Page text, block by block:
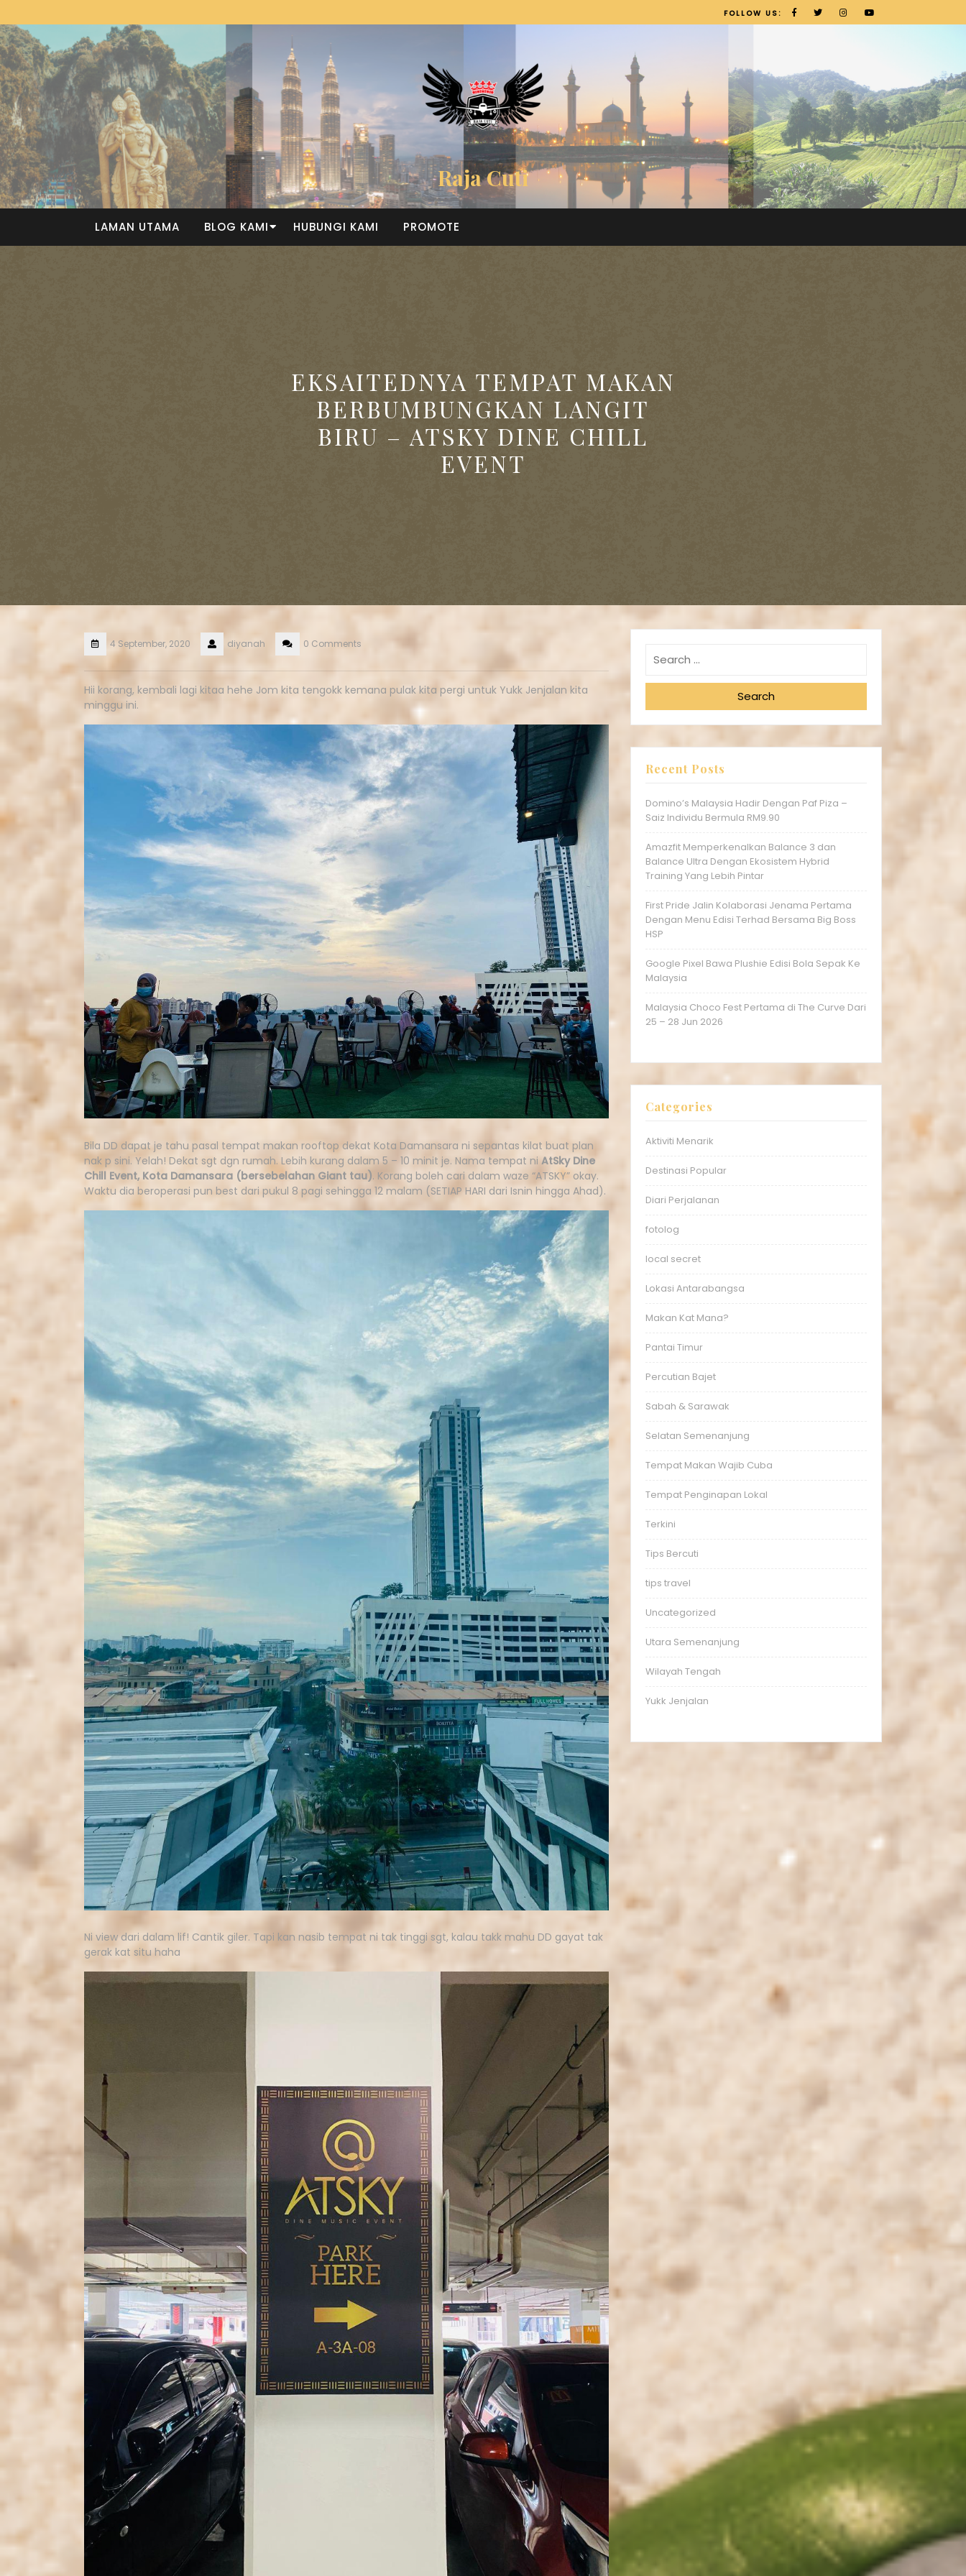
FOLLOW US:
Raja Cuti
LAMAN UTAMA BLOG KAMI HUBUNGI KAMI PROMOTE
EKSAITEDNYA TEMPAT MAKAN
BERBUMBUNGKAN LANGIT
BIRU – ATSKY DINE CHILL
EVENT
4 September, 2020 diyanah 0 Comments
Hii korang, kembali lagi kitaa hehe Jom kita tengokk kemana pulak kita pergi untuk Yukk Jenjalan kita
minggu ini.
Bila DD dapat je tahu pasal tempat makan rooftop dekat Kota Damansara ni sepantas kilat buat plan
nak p sini. Yelah! Dekat sgt dgn rumah. Lebih kurang dalam 5 – 10 minit je. Nama tempat niAtSky Dine
Chill Event, Kota Damansara (bersebelahan Giant tau). Korang boleh cari dalam waze “ATSKY” okay.
Waktu dia beroperasi pun best dari pukul 8 pagi sehingga 12 malam (SETIAP HARI dari Isnin hingga Ahad).
Ni view dari dalam lif! Cantik giler. Tapi kan nasib tempat ni tak tinggi sgt, kalau takk mahu DD gayat tak
gerak kat situ haha
Search
Recent Posts
Domino’s Malaysia Hadir Dengan Paf Piza –
Saiz Individu Bermula RM9.90
Amazfit Memperkenalkan Balance 3 dan
Balance Ultra Dengan Ekosistem Hybrid
Training Yang Lebih Pintar
First Pride Jalin Kolaborasi Jenama Pertama
Dengan Menu Edisi Terhad Bersama Big Boss
HSP
Google Pixel Bawa Plushie Edisi Bola Sepak Ke
Malaysia
Malaysia Choco Fest Pertama di The Curve Dari
25 – 28 Jun 2026
Categories
Aktiviti Menarik
Destinasi Popular
Diari Perjalanan
fotolog
local secret
Lokasi Antarabangsa
Makan Kat Mana?
Pantai Timur
Percutian Bajet
Sabah & Sarawak
Selatan Semenanjung
Tempat Makan Wajib Cuba
Tempat Penginapan Lokal
Terkini
Tips Bercuti
tips travel
Uncategorized
Utara Semenanjung
Wilayah Tengah
Yukk Jenjalan